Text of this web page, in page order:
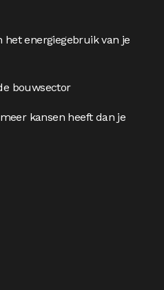
het energiegebruik van je
bouwsector
kansen heeft dan je